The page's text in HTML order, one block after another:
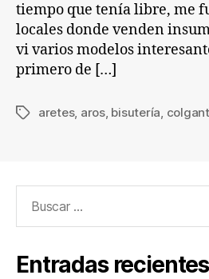
tiempo que tenía libre, me
locales donde venden
vi varios modelos
primero de […]
Etiquetas
aretes, aros, bisutería,
Entradas recientes